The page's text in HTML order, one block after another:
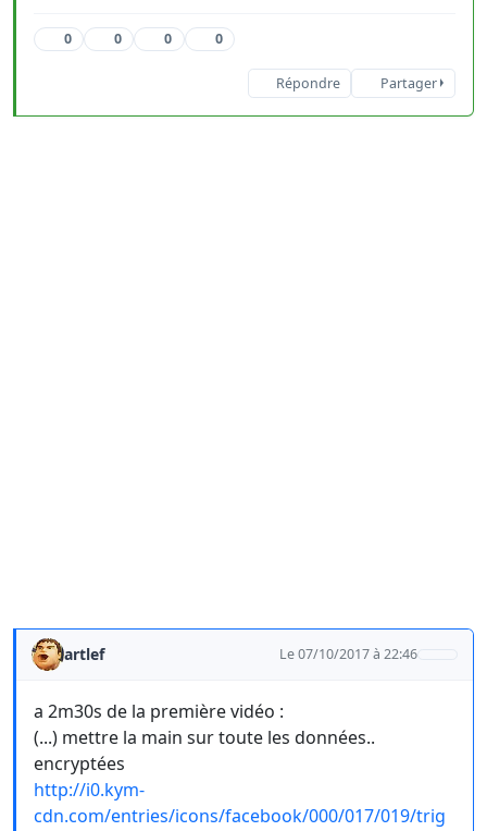
0 0 0 0
Répondre Partager
artlef Le 07/10/2017 à 22:46
a 2m30s de la première vidéo :
(...) mettre la main sur toute les données..
encryptées
http://i0.kym-
cdn.com/entries/icons/facebook/000/017/019/trig